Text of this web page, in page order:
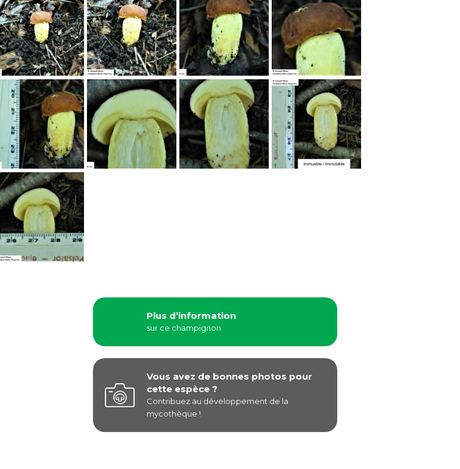
Plus d’information
sur ce champignon
Vous avez de bonnes photos pour
cette espèce ?
Contribuez au développement de la
mycothèque !